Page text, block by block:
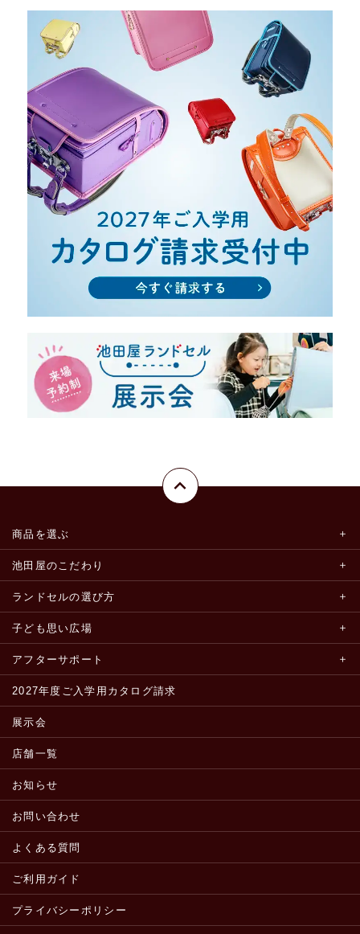
商品を選ぶ
池田屋のこだわり
ランドセルの選び方
子ども思い広場
アフターサポート
2027年度ご入学用カタログ請求
展示会
店舗一覧
お知らせ
お問い合わせ
よくある質問
ご利用ガイド
プライバシーポリシー